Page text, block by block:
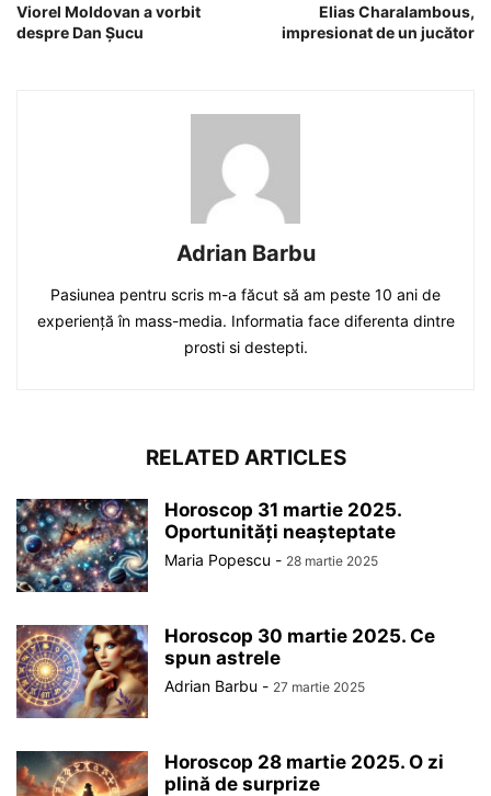
Viorel Moldovan a vorbit
despre Dan Șucu
Elias Charalambous,
impresionat de un jucător
Adrian Barbu
Pasiunea pentru scris m-a făcut să am peste 10 ani de
experiență în mass-media. Informatia face diferenta dintre
prosti si destepti.
RELATED ARTICLES
Horoscop 31 martie 2025.
Oportunități neașteptate
Maria Popescu - 28 martie 2025
Horoscop 30 martie 2025. Ce
spun astrele
Adrian Barbu - 27 martie 2025
Horoscop 28 martie 2025. O zi
plină de surprize